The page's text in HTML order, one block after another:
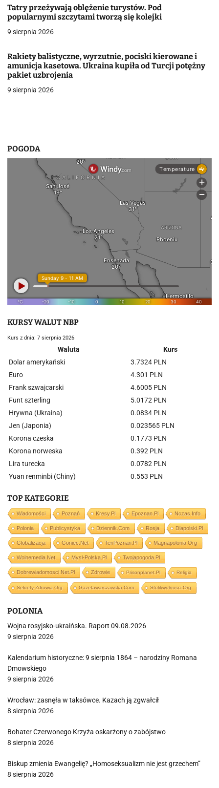
w
p
s
u
Tatry przeżywają oblężenie turystów. Pod
popularnymi szczytami tworzą się kolejki
9 sierpnia 2026
Rakiety balistyczne, wyrzutnie, pociski kierowane i
amunicja kasetowa. Ukraina kupiła od Turcji potężny
pakiet uzbrojenia
9 sierpnia 2026
POGODA
KURSY WALUT NBP
Kurs z dnia: 7 sierpnia 2026
Waluta
Kurs
Dolar amerykański
3.7324 PLN
Euro
4.301 PLN
Frank szwajcarski
4.6005 PLN
Funt szterling
5.0172 PLN
Hrywna (Ukraina)
0.0834 PLN
Jen (Japonia)
0.023565 PLN
Korona czeska
0.1773 PLN
Korona norweska
0.392 PLN
Lira turecka
0.0782 PLN
Yuan renminbi (Chiny)
0.553 PLN
TOP KATEGORIE
Wiadomości Poznań Kresy.pl Epoznan.pl Nczas.info
Polonia Publicystyka Dziennik.com Rosja Dlapolski.pl
Globalizacja Goniec.net TenPoznan.pl Magnapolonia.org
Wolnemedia.net Mysl-Polska.pl Twojapogoda.pl
Dobrewiadomosci.net.pl Zdrowie Prisonplanet.pl Religia
Sekrety-Zdrowia.org Gazetawarszawska.com Stolikwolnosci.org
POLONIA
Wojna rosyjsko-ukraińska. Raport 09.08.2026
9 sierpnia 2026
Kalendarium historyczne: 9 sierpnia 1864 – narodziny Romana
Dmowskiego
9 sierpnia 2026
Wrocław: zasnęła w taksówce. Kazach ją zgwałcił
8 sierpnia 2026
Bohater Czerwonego Krzyża oskarżony o zabójstwo
8 sierpnia 2026
Biskup zmienia Ewangelię? „Homoseksualizm nie jest grzechem”
8 sierpnia 2026